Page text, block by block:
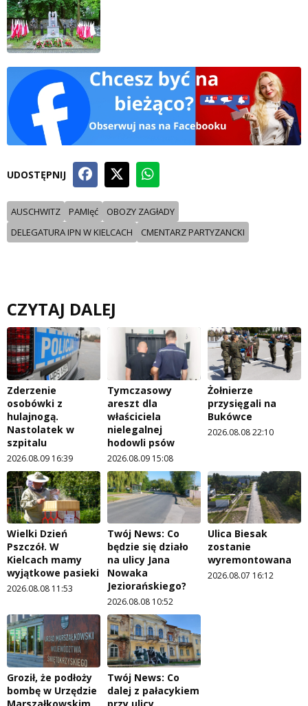
UDOSTĘPNIJ
AUSCHWITZ PAMIęć
OBOZY ZAGłADY
DELEGATURA IPN W KIELCACH
CMENTARZ PARTYZANCKI
CZYTAJ DALEJ
Zderzenie
osobówki z
hulajnogą.
Nastolatek w
szpitalu
2026.08.09 16:39
Tymczasowy
areszt dla
właściciela
nielegalnej
hodowli psów
2026.08.09 15:08
Żołnierze
przysięgali na
Bukówce
2026.08.08 22:10
Wielki Dzień
Pszczół. W
Kielcach mamy
wyjątkowe pasieki
2026.08.08 11:53
Twój News: Co
będzie się działo
na ulicy Jana
Nowaka
Jeziorańskiego?
2026.08.08 10:52
Ulica Biesak
zostanie
wyremontowana
2026.08.07 16:12
Groził, że podłoży
bombę w Urzędzie
Twój News: Co
dalej z pałacykiem